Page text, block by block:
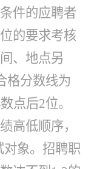
件的应聘者
的要求考核
、地点另
格分数线为
点后2位。
高低顺序，
对象。招聘职